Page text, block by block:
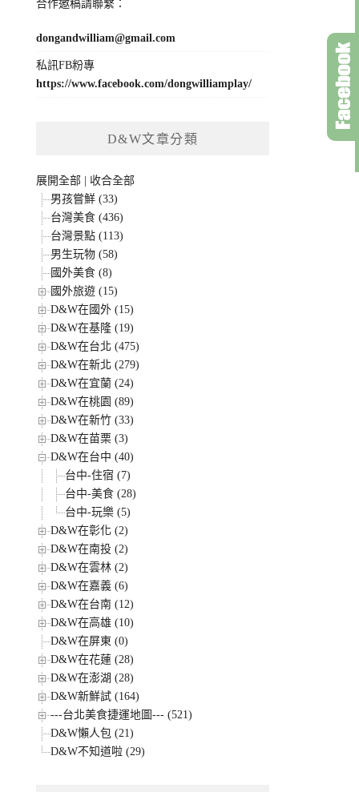
合作邀稿請聯繫：
dongandwilliam@gmail.com
私訊FB粉專
https://www.facebook.com/dongwilliamplay/
D&W文章分類
展開全部
收合全部
男孩嘗鮮 (33)
台灣美食 (436)
台灣景點 (113)
男生玩物 (58)
國外美食 (8)
國外旅遊 (15)
D&W在國外 (15)
D&W在基隆 (19)
D&W在台北 (475)
D&W在新北 (279)
D&W在宜蘭 (24)
D&W在桃園 (89)
D&W在新竹 (33)
D&W在苗栗 (3)
D&W在台中 (40)
台中-住宿 (7)
台中-美食 (28)
台中-玩樂 (5)
D&W在彰化 (2)
D&W在南投 (2)
D&W在雲林 (2)
D&W在嘉義 (6)
D&W在台南 (12)
D&W在高雄 (10)
D&W在屏東 (0)
D&W在花蓮 (28)
D&W在澎湖 (28)
D&W新鮮試 (164)
---台北美食捷運地圖--- (521)
D&W懶人包 (21)
D&W不知道啦 (29)